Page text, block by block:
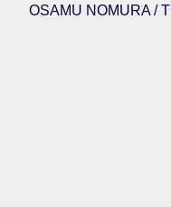
OSAMU NOMURA /